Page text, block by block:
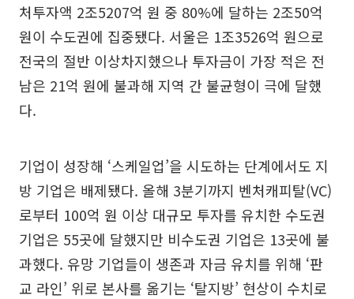
처투자액 2조5207억 원 중 80%에 달하는 2조50억
원이 수도권에 집중됐다. 서울은 1조3526억 원으로
전국의 절반 이상차지했으나 투자금이 가장 적은 전
남은 21억 원에 불과해 지역 간 불균형이 극에 달했
다.
기업이 성장해 ‘스케일업’을 시도하는 단계에서도 지
방 기업은 배제됐다. 올해 3분기까지 벤처캐피탈(VC)
로부터 100억 원 이상 대규모 투자를 유치한 수도권
기업은 55곳에 달했지만 비수도권 기업은 13곳에 불
과했다. 유망 기업들이 생존과 자금 유치를 위해 ‘판
교 라인’ 위로 본사를 옮기는 ‘탈지방’ 현상이 수치로